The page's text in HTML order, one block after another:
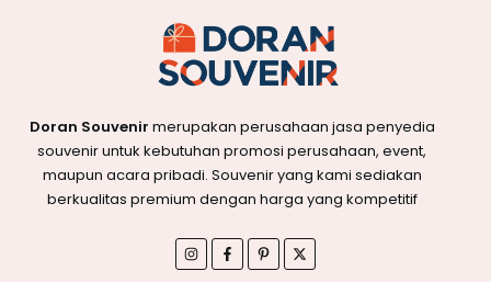
Doran Souvenir merupakan perusahaan jasa penyedia
souvenir untuk kebutuhan promosi perusahaan, event,
maupun acara pribadi. Souvenir yang kami sediakan
berkualitas premium dengan harga yang kompetitif